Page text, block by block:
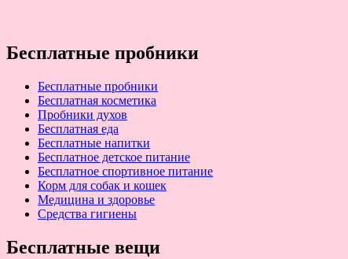
Бесплатные пробники
Бесплатные пробники
Бесплатная косметика
Пробники духов
Бесплатная еда
Бесплатные напитки
Бесплатное детское питание
Бесплатное спортивное питание
Корм для собак и кошек
Медицина и здоровье
Средства гигиены
Бесплатные вещи